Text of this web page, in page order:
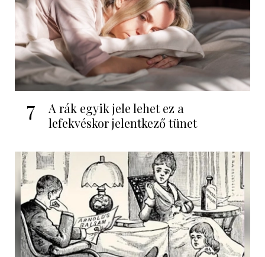
7
A rák egyik jele lehet ez a
lefekvéskor jelentkező tünet